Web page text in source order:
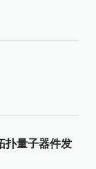
扑量子器件发